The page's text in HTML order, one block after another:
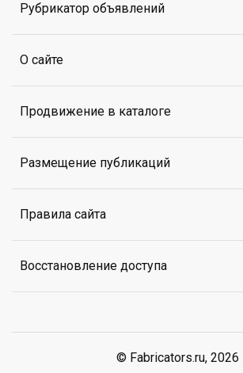
Рубрикатор объявлений
О сайте
Продвижение в каталоге
Размещение публикаций
Правила сайта
Восстановление доступа
© Fabricators.ru, 2026